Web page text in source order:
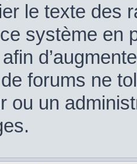
le texte des
système en
forums ne
ou un